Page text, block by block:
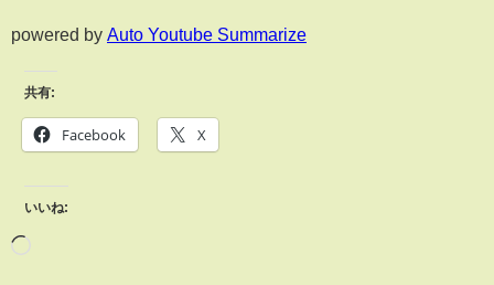
powered by Auto Youtube Summarize
共有:
Facebook X
いいね: